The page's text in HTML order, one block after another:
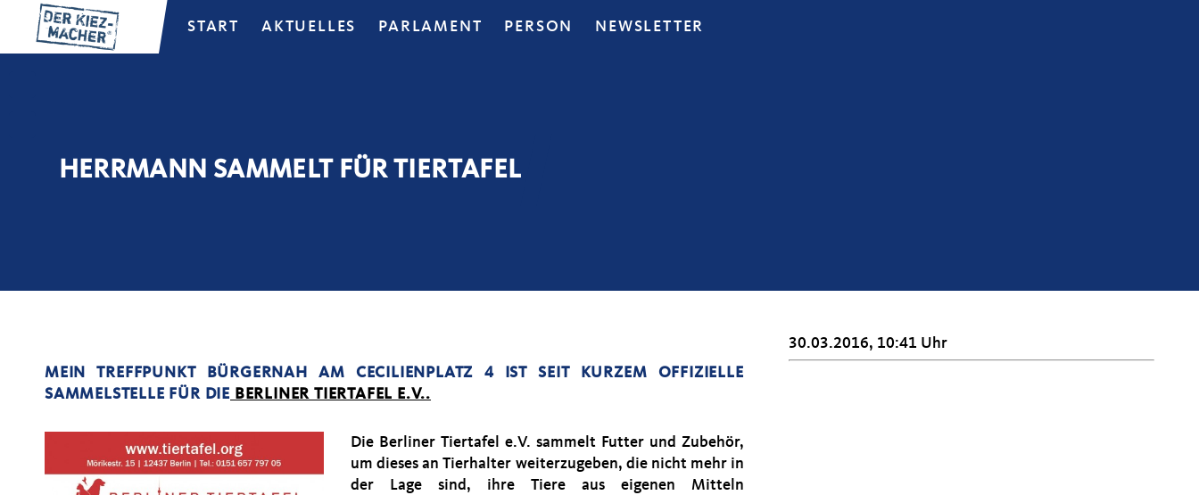
START AKTUELLES PARLAMENT PERSON NEWSLETTER
HERRMANN SAMMELT FÜR TIERTAFEL
MEIN TREFFPUNKT BÜRGERNAH AM CECILIENPLATZ 4 IST SEIT KURZEM OFFIZIELLE
SAMMELSTELLE FÜR DIE BERLINER TIERTAFEL E.V..
Die Berliner Tiertafel e.V. sammelt Futter und Zubehör,
um dieses an Tierhalter weiterzugeben, die nicht mehr in
der Lage sind, ihre Tiere aus eigenen Mitteln
30.03.2016, 10:41 Uhr